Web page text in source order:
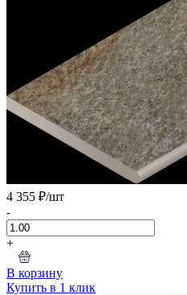
4 355 ₽/шт
-
+
В корзину
Купить в 1 клик